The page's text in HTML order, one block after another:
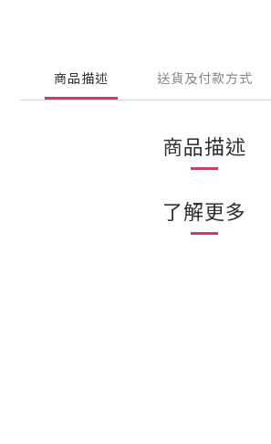
商品描述 送貨及付款方式
商品描述
了解更多